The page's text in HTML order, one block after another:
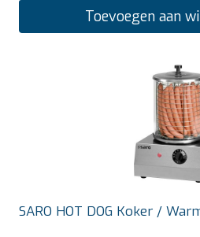
Toevoegen aan
SARO HOT DOG Koker /